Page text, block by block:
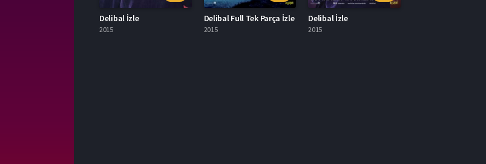
Delibal İzle
2015
Delibal Full Tek Parça İzle
2015
Delibal İzle
2015